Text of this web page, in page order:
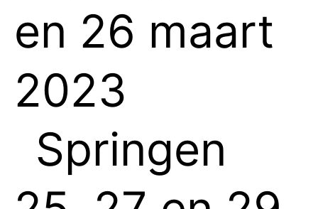
en 26 maart
2023
Springen